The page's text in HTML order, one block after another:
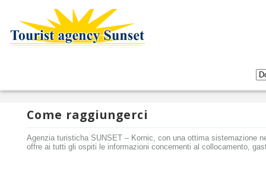
Come raggiungerci
Agenzia turisticha SUNSET – Kornic, con una ottima sistemazione
offre ai tutti gli ospiti le informazioni concernenti al collocamento,